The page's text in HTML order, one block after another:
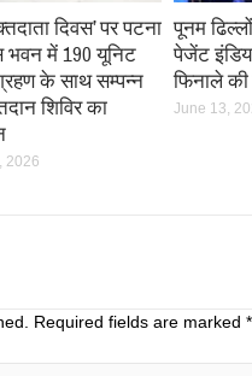
दिवस’ पर पटना
में 190 यूनिट
के साथ सम्पन्न
शिविर का
2026
पूनम
पेजेंट
फिनाले की
June 13,
Required fields are marked *